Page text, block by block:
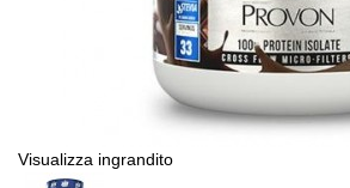
Visualizza ingrandito